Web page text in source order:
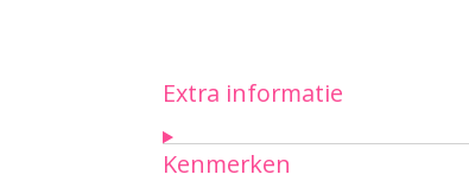
Extra informatie
Kenmerken